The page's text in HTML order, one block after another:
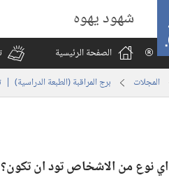
شهود يهوه
الصفحة الرئيسية
المجلات برج المراقبة (‏الطبعة الدراسية)‏ | ‏‎تشرين٢/نوفمبر‏ ‏‎٢٠٠٨‏
اي نوع من الاشخاص تود ان تكون؟‏